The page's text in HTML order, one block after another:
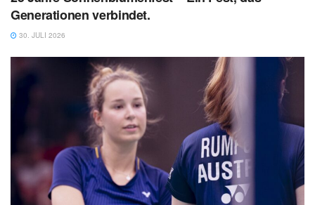
Generationen verbindet.
30. JULI 2026